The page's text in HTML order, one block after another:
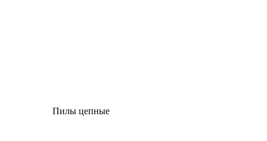
Пилы цепные